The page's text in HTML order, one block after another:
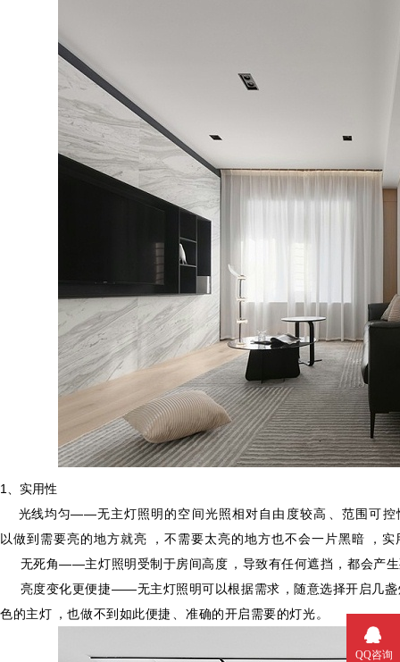
1、实用性
光线均匀——无主灯照明的空间光照相对自由度较高、范围可控
以做到需要亮的地方就亮，不需要太亮的地方也不会一片黑暗，
无死角——主灯照明受制于房间高度，导致有任何遮挡，都会产生死
亮度变化更便捷——无主灯照明可以根据需求，随意选择开启几盏灯
色的主灯，也做不到如此便捷、准确的开启需要的灯光。
QQ咨询